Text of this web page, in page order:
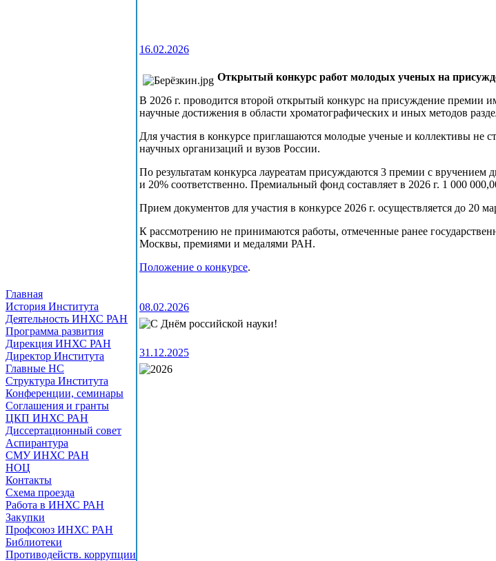
Главная
История Института
Деятельность ИНХС РАН
Программа развития
Дирекция ИНХС РАН
Директор Института
Главные НС
Структура Института
Конференции, семинары
Соглашения и гранты
ЦКП ИНХС РАН
Диссертационный совет
Аспирантура
СМУ ИНХС РАН
НОЦ
Контакты
Схема проезда
Работа в ИНХС РАН
Закупки
Профсоюз ИНХС РАН
Библиотеки
Противодейств. коррупции
16.02.2026
Открытый конкурс работ молодых ученых на
В 2026 г. проводится второй открытый конкурс на присуждение премии
научные достижения в области хроматографических и иных методов
Для участия в конкурсе приглашаются молодые ученые и коллективы не
научных организаций и вузов России.
По результатам конкурса лауреатам присуждаются 3 премии с
и 20% соответственно. Премиальный фонд составляет в 2026 г. 1 000
Прием документов для участия в конкурсе 2026 г. осуществляется до 20
К рассмотрению не принимаются работы, отмеченные ранее
Москвы, премиями и медалями РАН.
Положение о конкурсе.
08.02.2026
31.12.2025